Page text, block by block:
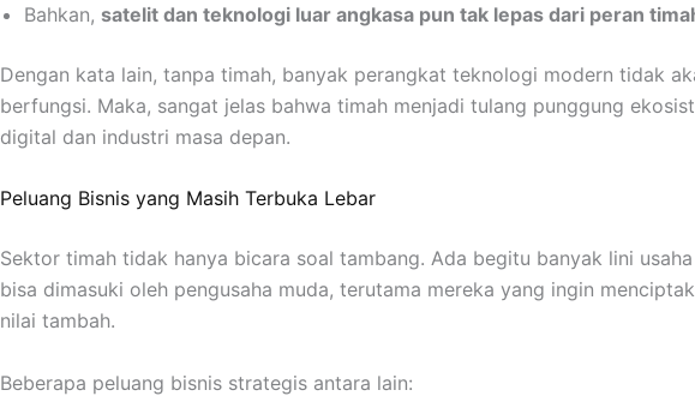
Bahkan, satelit dan teknologi luar angkasa pun tak lepas dari peran
Dengan kata lain, tanpa timah, banyak perangkat teknologi modern tidak
berfungsi. Maka, sangat jelas bahwa timah menjadi tulang punggung
digital dan industri masa depan.
Peluang Bisnis yang Masih Terbuka Lebar
Sektor timah tidak hanya bicara soal tambang. Ada begitu banyak lini
bisa dimasuki oleh pengusaha muda, terutama mereka yang ingin
nilai tambah.
Beberapa peluang bisnis strategis antara lain: